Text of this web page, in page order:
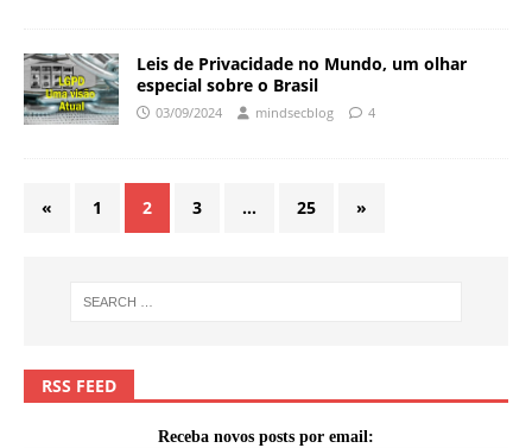
Leis de Privacidade no Mundo, um olhar
especial sobre o Brasil
03/09/2024 mindsecblog 4
« 1 2 3 … 25 »
RSS FEED
Receba novos posts por email: